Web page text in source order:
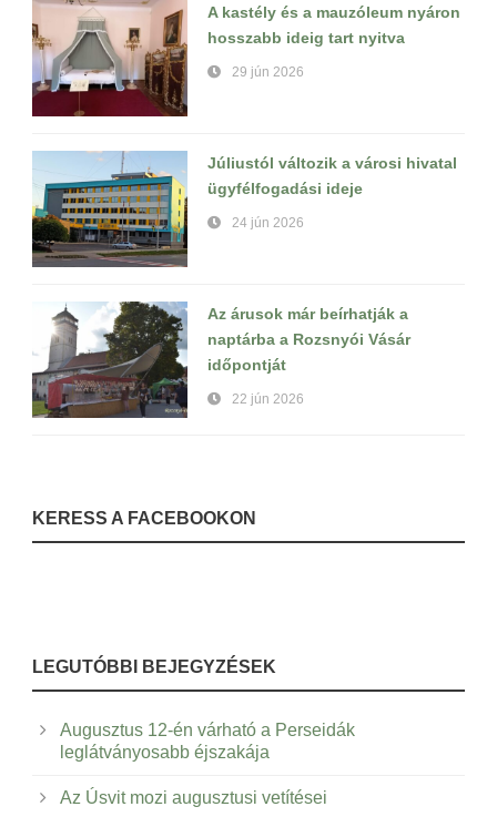
A kastély és a mauzóleum nyáron
hosszabb ideig tart nyitva
29 jún 2026
Júliustól változik a városi hivatal
ügyfélfogadási ideje
24 jún 2026
Az árusok már beírhatják a
naptárba a Rozsnyói Vásár
időpontját
22 jún 2026
KERESS A FACEBOOKON
LEGUTÓBBI BEJEGYZÉSEK
Augusztus 12-én várható a Perseidák
leglátványosabb éjszakája
Az Úsvit mozi augusztusi vetítései